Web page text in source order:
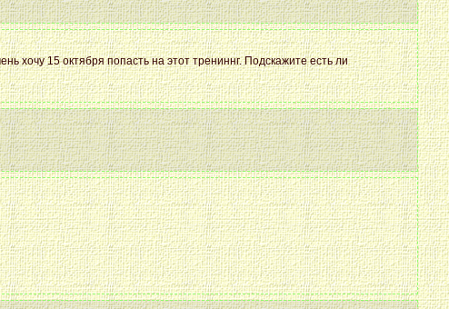
хочу 15 октября попасть на этот трениннг. Подскажите есть ли